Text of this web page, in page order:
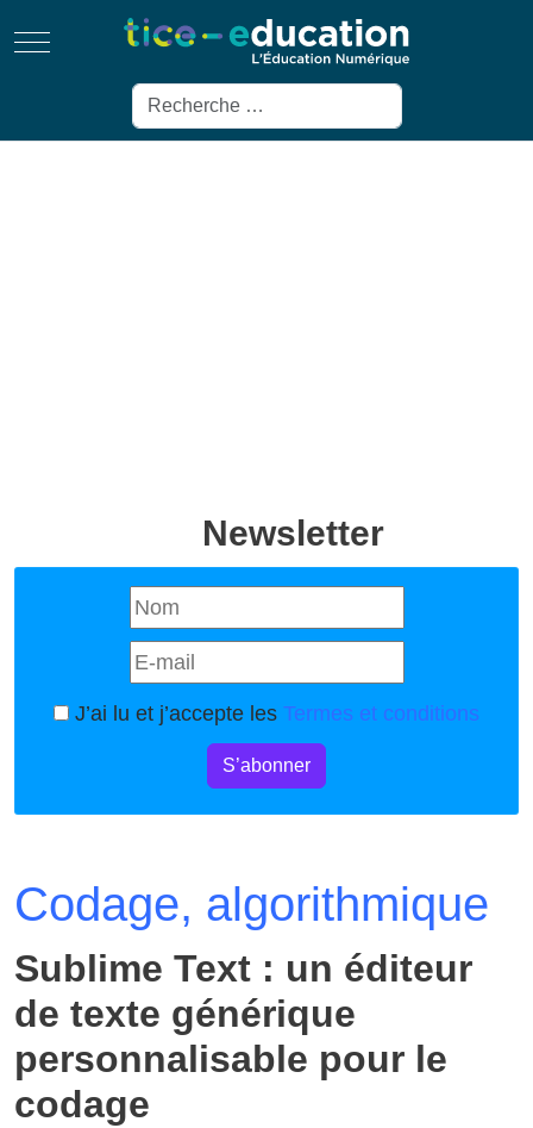
Mobile Menu Toggle
Rechercher
Newsletter
J’ai lu et j’accepte les Termes et conditions
S’abonner
Codage, algorithmique
Sublime Text : un éditeur
de texte générique
personnalisable pour le
codage